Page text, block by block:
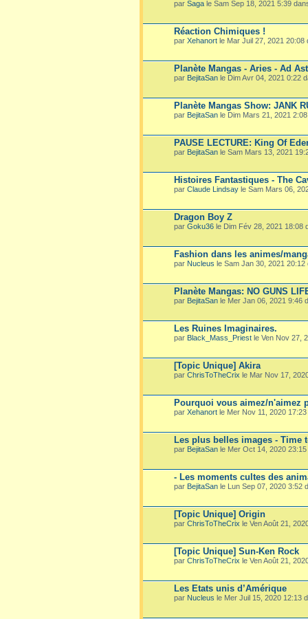
par Saga le Sam Sep 18, 2021 5:39
Réaction Chimiques !
par Xehanort le Mar Juil 27, 2021
Planète Mangas - Aries - Ad
par BejitaSan le Dim Avr 04, 2021 0:22
Planète Mangas Show: JANK
par BejitaSan le Dim Mars 21, 2021
PAUSE LECTURE: King Of
par BejitaSan le Sam Mars 13, 2021
Histoires Fantastiques - The
par Claude Lindsay le Sam Mars 06,
Dragon Boy Z
par Goku36 le Dim Fév 28, 2021 18:08
Fashion dans les animes/
par Nucleus le Sam Jan 30, 2021
Planète Mangas: NO GUNS
par BejitaSan le Mer Jan 06, 2021 9:46
Les Ruines Imaginaires.
par Black_Mass_Priest le Ven Nov 27,
[Topic Unique] Akira
par ChrisToTheCrix le Mar Nov 17,
Pourquoi vous aimez/n'aimez
par Xehanort le Mer Nov 11, 2020
Les plus belles images - Time
par BejitaSan le Mer Oct 14, 2020
- Les moments cultes des
par BejitaSan le Lun Sep 07, 2020 3:52
[Topic Unique] Origin
par ChrisToTheCrix le Ven Août 21,
[Topic Unique] Sun-Ken Rock
par ChrisToTheCrix le Ven Août 21,
Les Etats unis d’Amérique
par Nucleus le Mer Juil 15, 2020 12:13